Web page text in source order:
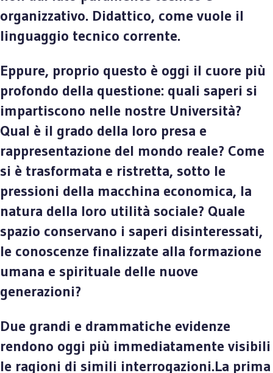
organizzativo. Didattico, come vuole il
linguaggio tecnico corrente.
Eppure, proprio questo è oggi il cuore più
profondo della questione: quali saperi si
impartiscono nelle nostre Università?
Qual è il grado della loro presa e
rappresentazione del mondo reale? Come
si è trasformata e ristretta, sotto le
pressioni della macchina economica, la
natura della loro utilità sociale? Quale
spazio conservano i saperi disinteressati,
le conoscenze finalizzate alla formazione
umana e spirituale delle nuove
generazioni?
Due grandi e drammatiche evidenze
rendono oggi più immediatamente visibili
le ragioni di simili interrogazioni.La prima